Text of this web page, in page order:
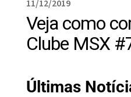
11/12/2019
Veja como
Clube MSX
Últimas